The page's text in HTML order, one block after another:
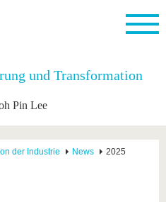
dem
Weiterbildung
Fachkräfte
Wirtschafts-
Werte
Familie &
und Transformation
Pin Lee
der Industrie News 2025